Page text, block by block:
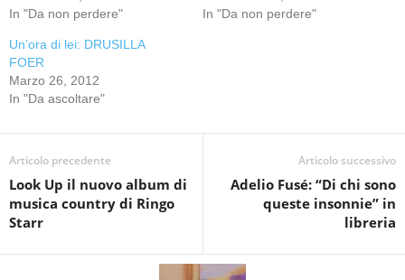
In "Da non perdere"
In "Da non perdere"
Un’ora di lei: DRUSILLA
FOER
Marzo 26, 2012
In "Da ascoltare"
Articolo precedente
Look Up il nuovo album di
musica country di Ringo
Starr
Articolo successivo
Adelio Fusé: “Di chi sono
queste insonnie” in
libreria